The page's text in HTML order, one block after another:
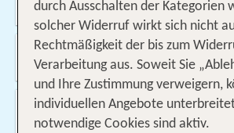
Schweiz
Wann & wie lange?
09.08.2026 - 24.05.2027, 1
Wer reist mit?
2 Erwachsene
durch Ausschalten der Kategorien
solcher Widerruf wirkt sich nicht
Rechtmäßigkeit der bis zum
Verarbeitung aus. Soweit Sie
und Ihre Zustimmung verweigern,
individuellen Angebote
notwendige Cookies sind aktiv.